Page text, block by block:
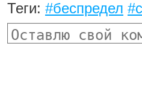
Теги: #беспредел